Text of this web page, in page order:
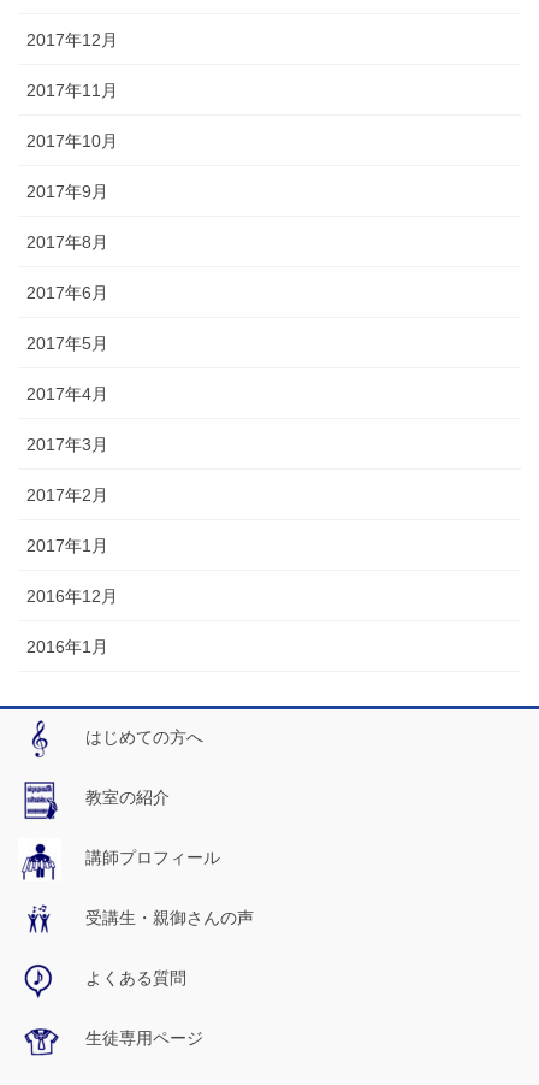
2017年12月
2017年11月
2017年10月
2017年9月
2017年8月
2017年6月
2017年5月
2017年4月
2017年3月
2017年2月
2017年1月
2016年12月
2016年1月
はじめての方へ
教室の紹介
講師プロフィール
受講生・親御さんの声
よくある質問
生徒専用ページ